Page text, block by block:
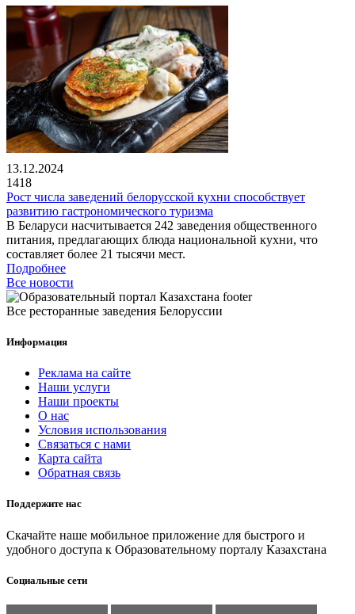
13.12.2024
1418
Рост числа заведений белорусской кухни способствует
развитию гастрономического туризма
В Беларуси насчитывается 242 заведения общественного
питания, предлагающих блюда национальной кухни, что
составляет более 21 тысячи мест.
Подробнее
Все новости
Все ресторанные заведения Белоруссии
Информация
Реклама на сайте
Наши услуги
Наши проекты
О нас
Условия использования
Связаться с нами
Карта сайта
Обратная связь
Поддержите нас
Скачайте наше мобильное приложение для быстрого и
удобного доступа к Образовательному порталу Казахстана
Социальные сети